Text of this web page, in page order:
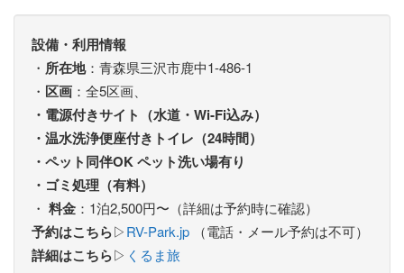
設備・利用情報
・ 所在地：青森県三沢市鹿中1-486-1
・ 区画 ：全5区画、
・電源付きサイト（水道・Wi‑Fi込み）
・温水洗浄便座付きトイレ（24時間）
・ペット同伴OK ペット洗い場有り
・ゴミ処理（有料）
・ 料金 ：1泊2,500円〜（詳細は予約時に確認）
予約はこちら▷RV-Park.jp （電話・メール予約は不可）
詳細はこちら▷ くるま旅